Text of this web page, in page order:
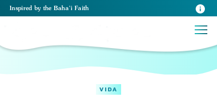
Inspired by the Baha’i Faith
VIDA